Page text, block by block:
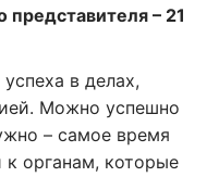
– 21
в делах,
Можно успешно
– самое время
к органам, которые